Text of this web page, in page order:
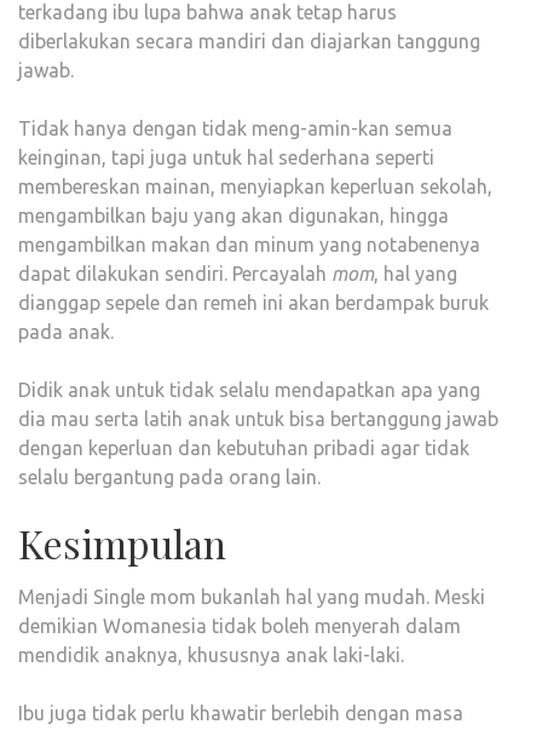
terkadang ibu lupa bahwa anak tetap harus
diberlakukan secara mandiri dan diajarkan tanggung
jawab.
Tidak hanya dengan tidak meng-amin-kan semua
keinginan, tapi juga untuk hal sederhana seperti
membereskan mainan, menyiapkan keperluan sekolah,
mengambilkan baju yang akan digunakan, hingga
mengambilkan makan dan minum yang notabenenya
dapat dilakukan sendiri. Percayalah mom, hal yang
dianggap sepele dan remeh ini akan berdampak buruk
pada anak.
Didik anak untuk tidak selalu mendapatkan apa yang
dia mau serta latih anak untuk bisa bertanggung jawab
dengan keperluan dan kebutuhan pribadi agar tidak
selalu bergantung pada orang lain.
Kesimpulan
Menjadi Single mom bukanlah hal yang mudah. Meski
demikian Womanesia tidak boleh menyerah dalam
mendidik anaknya, khususnya anak laki-laki.
Ibu juga tidak perlu khawatir berlebih dengan masa